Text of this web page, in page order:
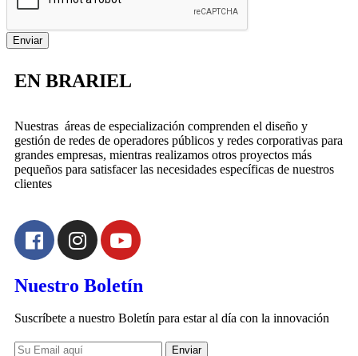
Enviar
EN BRARIEL
Nuestras áreas de especialización comprenden el diseño y
gestión de redes de operadores públicos y redes corporativas para
grandes empresas, mientras realizamos otros proyectos más
pequeños para satisfacer las necesidades específicas de nuestros
clientes
Nuestro Boletín
Suscríbete a nuestro Boletín para estar al día con la innovación